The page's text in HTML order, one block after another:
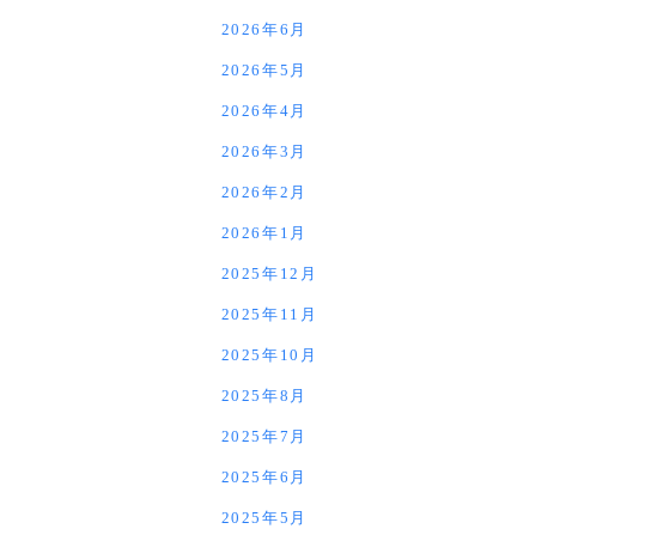
2026年6月
2026年5月
2026年4月
2026年3月
2026年2月
2026年1月
2025年12月
2025年11月
2025年10月
2025年8月
2025年7月
2025年6月
2025年5月